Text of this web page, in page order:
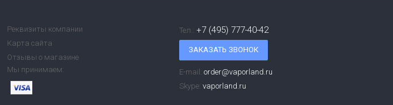
Реквизиты компании
Карта сайта
Отзывы о магазине
Мы принимаем:
Тел.: +7 (495) 777-40-42
ЗАКАЗАТЬ ЗВОНОК
E-mail: order@vaporland.ru
Skype: vaporland.ru